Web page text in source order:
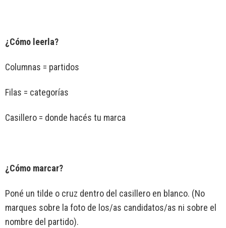
¿Cómo leerla?
Columnas = partidos
Filas = categorías
Casillero = donde hacés tu marca
¿Cómo marcar?
Poné un tilde o cruz dentro del casillero en blanco. (No
marques sobre la foto de los/as candidatos/as ni sobre el
nombre del partido).